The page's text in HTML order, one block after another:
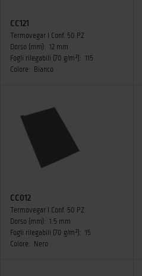
CC121
Termovegar I Conf. 50 PZ
Dorso (mm): 12 mm
Fogli rilegabili (70 g/m²): 115
Colore:
Bianco
CC012
Termovegar I Conf. 50 PZ
Dorso (mm): 1.5 mm
Fogli rilegabili (70 g/m²): 15
Colore:
Nero